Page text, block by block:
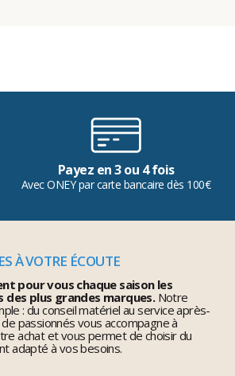
Payez en 3 ou 4 fois
Avec ONEY par carte bancaire dès 100€
À VOTRE ÉCOUTE
pour vous chaque saison les
des plus grandes marques.Notre
: du conseil matériel au service après-
passionnés vous accompagne à
achat et vous permet de choisir du
adapté à vos besoins.